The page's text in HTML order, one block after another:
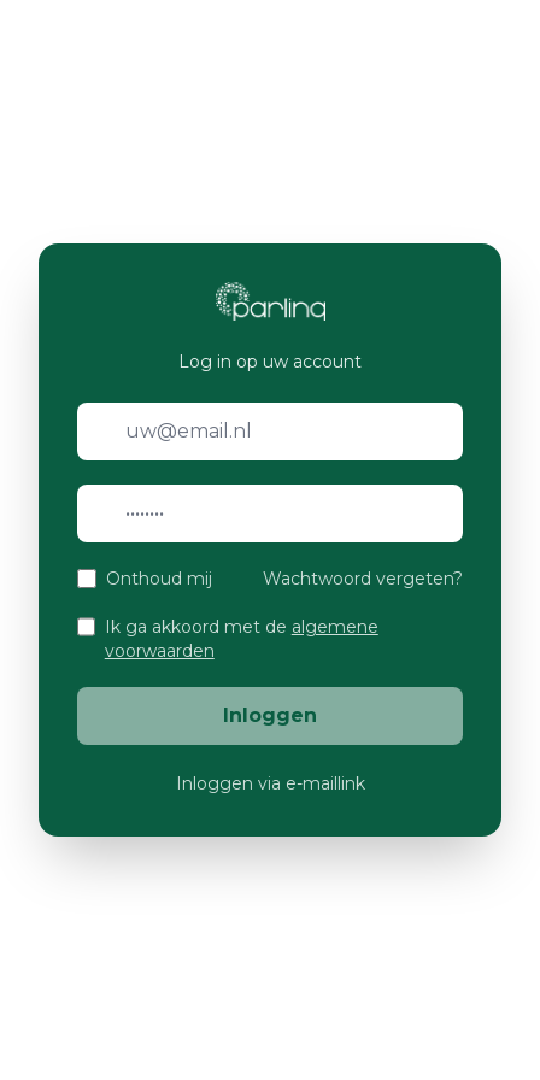
Log in op uw account
Onthoud mij Wachtwoord vergeten?
Ik ga akkoord met de algemene
voorwaarden
Inloggen
Inloggen via e-maillink